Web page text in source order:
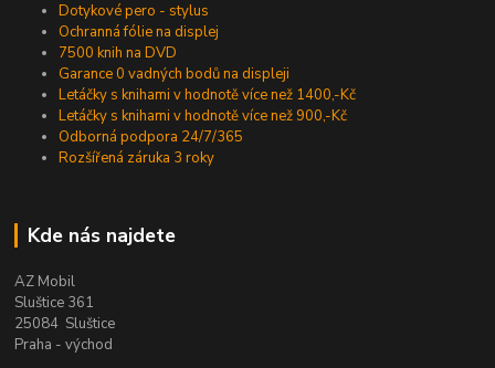
Dotykové pero - stylus
Ochranná fólie na displej
7500 knih na DVD
Garance 0 vadných bodů na displeji
Letáčky s knihami v hodnotě více než 1400,-Kč
Letáčky s knihami v hodnotě více než 900,-Kč
Odborná podpora 24/7/365
Rozšířená záruka 3 roky
Kde nás najdete
AZ Mobil
Sluštice 361
25084 Sluštice
Praha - východ